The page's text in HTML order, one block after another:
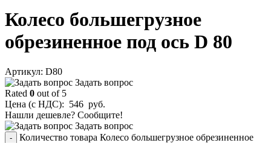
Колесо большегрузное
обрезиненное под ось D 80
Aртикул: D80
Задать вопрос
Rated 0 out of 5
Цена (с НДС): 546 руб.
Нашли дешевле? Сообщите!
Задать вопрос
-
Количество товара Колесо большегрузное обрезиненное